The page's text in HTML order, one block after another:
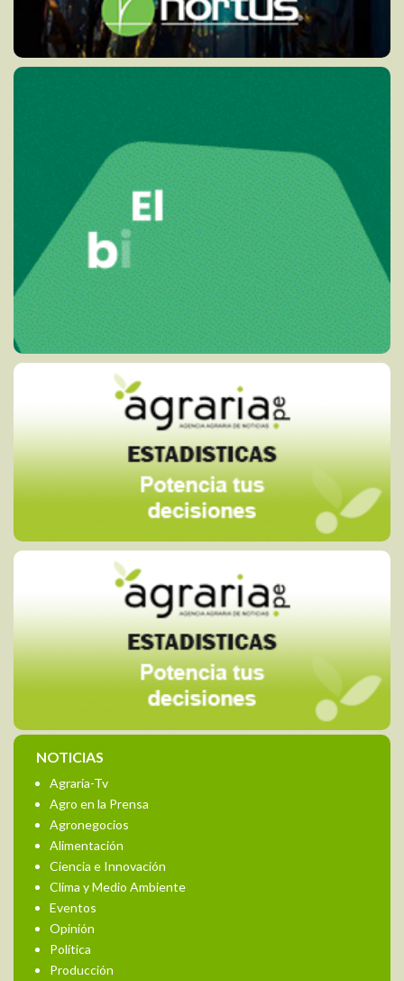
NOTICIAS
Agraria-Tv
Agro en la Prensa
Agronegocios
Alimentación
Ciencia e Innovación
Clima y Medio Ambiente
Eventos
Opinión
Política
Producción